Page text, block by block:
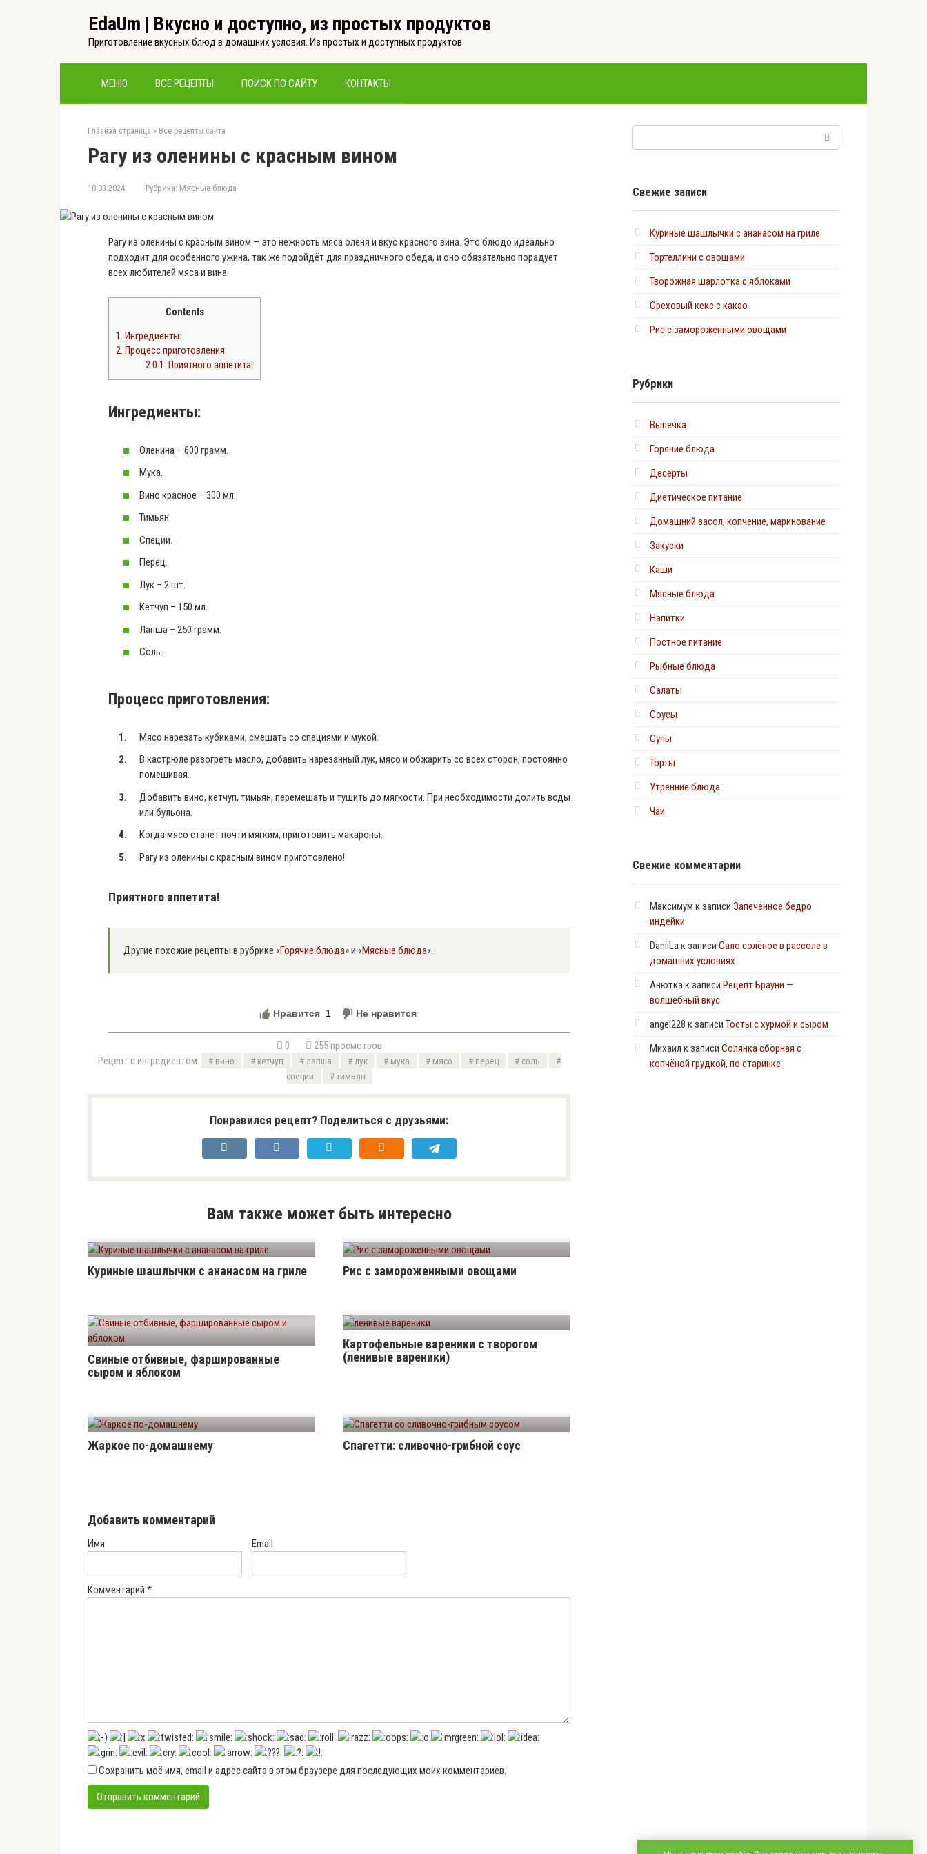
EdaUm | Вкусно и доступно, из простых продуктов
Приготовление вкусных блюд в домашних условия. Из простых и доступных продуктов
МЕНЮ ВСЕ РЕЦЕПТЫ ПОИСК ПО САЙТУ КОНТАКТЫ
Главная страница » Все рецепты сайта
Рагу из оленины с красным вином
10.03.2024 Рубрика: Мясные блюда
Рагу из оленины с красным вином — это нежность мясаоленя и вкус красного вина. Это блюдо идеально
подходитдля особенного ужина, так же подойдёт для праздничного обеда, и оно обязательно порадует
всех любителей мяса и вина.
Contents
1. Ингредиенты:
2. Процесс приготовления:
2.0.1. Приятного аппетита!
Ингредиенты:
Оленина – 600 грамм.
Мука.
Вино красное – 300 мл.
Тимьян.
Специи.
Перец.
Лук – 2 шт.
Кетчуп – 150 мл.
Лапша – 250 грамм.
Соль.
Процесс приготовления:
Мясо нарезать кубиками, смешать со специями и мукой.
В кастрюле разогреть масло, добавить нарезанный лук, мясо и обжарить со всех сторон, постоянно
помешивая.
Добавить вино, кетчуп, тимьян, перемешать и тушить до мягкости. При необходимости долить воды
или бульона.
Когда мясо станет почти мягким, приготовить макароны.
Рагу из оленины с красным вином приготовлено!
Приятного аппетита!
Другие похожие рецепты в рубрике «Горячие блюда» и «Мясные блюда«.
Нравится 1 Не нравится
0
255 просмотров
Рецепт с ингредиентом:
вино кетчуп лапша лук мука мясо перец
соль
специи
тимьян
Понравился рецепт? Поделиться с друзьями:
Вам также может быть интересно
Куриные шашлычки с ананасом на гриле Рис с замороженными овощами
Свиные отбивные, фаршированные
сыром и яблоком
Картофельные вареники с творогом
(ленивые вареники)
Жаркое по-домашнему Спагетти: сливочно-грибной соус
Добавить комментарий
Имя Email
Комментарий *
Сохранить моё имя, email и адрес сайта в этом браузере для последующих моих комментариев.
Свежие записи
Куриные шашлычки с ананасом на гриле
Тортеллини с овощами
Творожная шарлотка с яблоками
Ореховый кекс с какао
Рис с замороженными овощами
Рубрики
Выпечка
Горячие блюда
Десерты
Диетическое питание
Домашний засол, копчение, маринование
Закуски
Каши
Мясные блюда
Напитки
Постное питание
Рыбные блюда
Салаты
Соусы
Супы
Торты
Утренние блюда
Чаи
Свежие комментарии
Максимум к записи Запеченное бедро
индейки
DaniiLaк записи Сало солёное в рассоле в
домашних условиях
Анюткак записи Рецепт Брауни —
волшебный вкус
angel228 к записи Тосты с хурмой и сыром
Михаил к записи Солянка сборная с
копчёной грудкой, по старинке